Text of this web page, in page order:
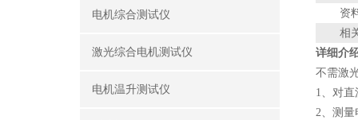
电机综合测试仪
激光综合电机测试仪
电机温升测试仪
资
相
详细介
不需激
1、对
2、测量